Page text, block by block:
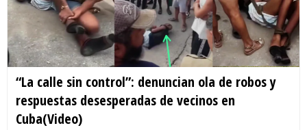
“La calle sin control”: denuncian ola de robos y
respuestas desesperadas de vecinos en
Cuba(Video)